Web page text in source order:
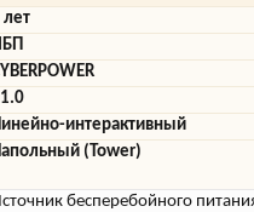
лет
интерактивный
(Tower)
бесперебойного